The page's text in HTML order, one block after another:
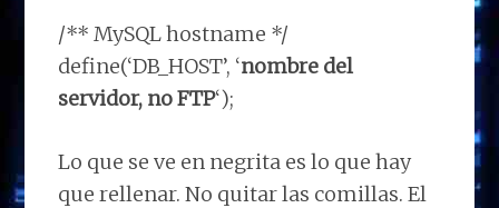
/** MySQL hostname */
define(‘DB_HOST’, ‘nombre del
servidor, no FTP‘);
Lo que se ve en negrita es lo que hay
que rellenar. No quitar las comillas. El